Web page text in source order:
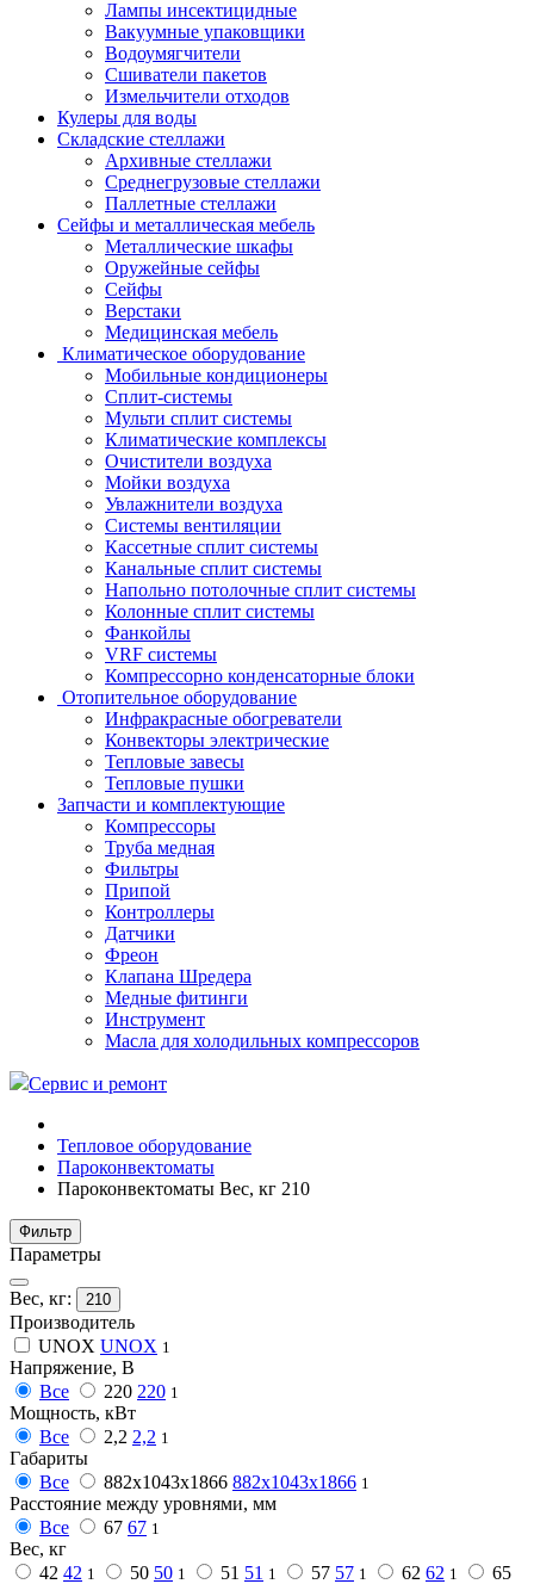
Лампы инсектицидные
Вакуумные упаковщики
Водоумягчители
Сшиватели пакетов
Измельчители отходов
Кулеры для воды
Складские стеллажи
Архивные стеллажи
Среднегрузовые стеллажи
Паллетные стеллажи
Сейфы и металлическая мебель
Металлические шкафы
Оружейные сейфы
Сейфы
Верстаки
Медицинская мебель
Климатическое оборудование
Мобильные кондиционеры
Сплит-системы
Мульти сплит системы
Климатические комплексы
Очистители воздуха
Мойки воздуха
Увлажнители воздуха
Системы вентиляции
Кассетные сплит системы
Канальные сплит системы
Напольно потолочные сплит системы
Колонные сплит системы
Фанкойлы
VRF системы
Компрессорно конденсаторные блоки
Отопительное оборудование
Инфракрасные обогреватели
Конвекторы электрические
Тепловые завесы
Тепловые пушки
Запчасти и комплектующие
Компрессоры
Труба медная
Фильтры
Припой
Контроллеры
Датчики
Фреон
Клапана Шредера
Медные фитинги
Инструмент
Масла для холодильных компрессоров
Сервис и ремонт
Тепловое оборудование
Пароконвектоматы
Пароконвектоматы Вес, кг 210
Фильтр
Параметры
Вес, кг: 210
Производитель
UNOX UNOX 1
Напряжение, В
Все
220 220 1
Мощность, кВт
Все
2,2 2,2 1
Габариты
Все
882х1043х1866 882х1043х1866 1
Расстояние между уровнями, мм
Все
67 67 1
Вес, кг
42 42 1 50 50 1 51 51 1 57 57 1 62 62 1
65